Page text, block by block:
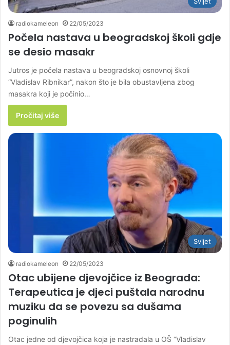
radiokameleon 22/05/2023
Počela nastava u beogradskoj školi gdje
se desio masakr
Jutros je počela nastava u beogradskoj osnovnoj školi
“Vladislav Ribnikar”, nakon što je bila obustavljena zbog
masakra koji je počinio…
Pročitaj više
Svijet
radiokameleon 22/05/2023
Otac ubijene djevojčice iz Beograda:
Terapeutica je djeci puštala narodnu
muziku da se povezu sa dušama
poginulih
Otac jedne od djevojčica koja je nastradala u OŠ “Vladislav